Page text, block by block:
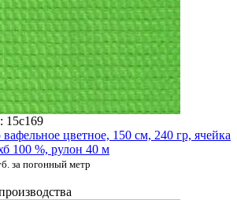
15с169
цветное, 150 см, 240 гр, ячейка
100 %, рулон 40 м
за погонный метр